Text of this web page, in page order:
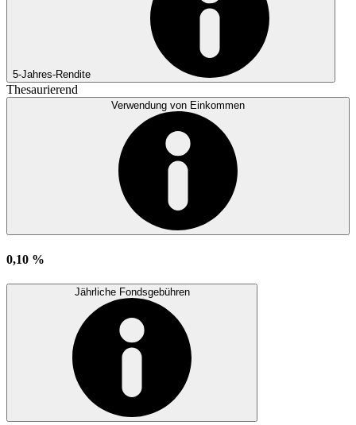
5-Jahres-Rendite
Thesaurierend
Verwendung von Einkommen
0,10 %
Jährliche Fondsgebühren